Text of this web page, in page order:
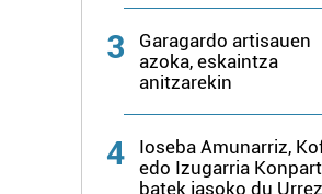
3
Garagardo artisauen
azoka, eskaintza
anitzarekin
4
Ioseba Amunarriz,
edo Izugarria
batek jasoko du